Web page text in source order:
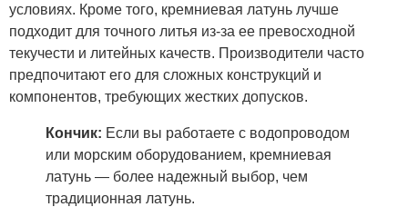
условиях. Кроме того, кремниевая латунь лучше
подходит для точного литья из-за ее превосходной
текучести и литейных качеств. Производители часто
предпочитают его для сложных конструкций и
компонентов, требующих жестких допусков.
Кончик: Если вы работаете с водопроводом
или морским оборудованием, кремниевая
латунь — более надежный выбор, чем
традиционная латунь.